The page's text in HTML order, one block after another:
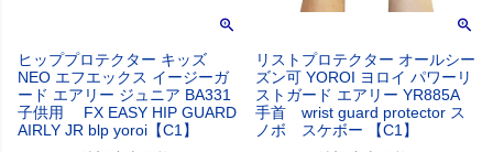
ヒッププロテクター キッズ
NEO エフエックス イージーガ
ード エアリー ジュニア BA331
子供用 FX EASY HIP GUARD
AIRLY JR blp yoroi【C1】
リストプロテクター オールシー
ズン可 YOROI ヨロイ パワーリ
ストガード エアリー YR885A
手首 wrist guard protector ス
ノボ スケボー 【C1】